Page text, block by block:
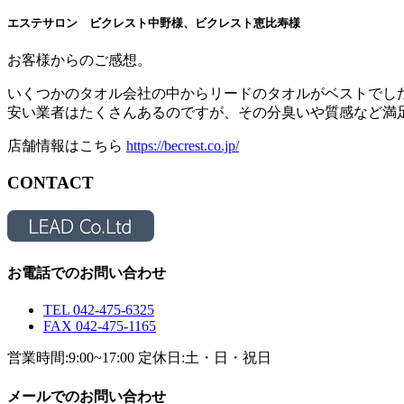
エステサロン ビクレスト中野様、ビクレスト恵比寿様
お客様からのご感想。
いくつかのタオル会社の中からリードのタオルがベストでし
安い業者はたくさんあるのですが、その分臭いや質感など満
店舗情報はこちら https://becrest.co.jp/
CONTACT
お電話でのお問い合わせ
TEL 042-475-6325
FAX 042-475-1165
営業時間:9:00~17:00 定休日:土・日・祝日
メールでのお問い合わせ